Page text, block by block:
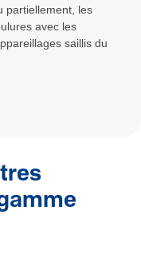
partiellement, les
avec les
saillis du